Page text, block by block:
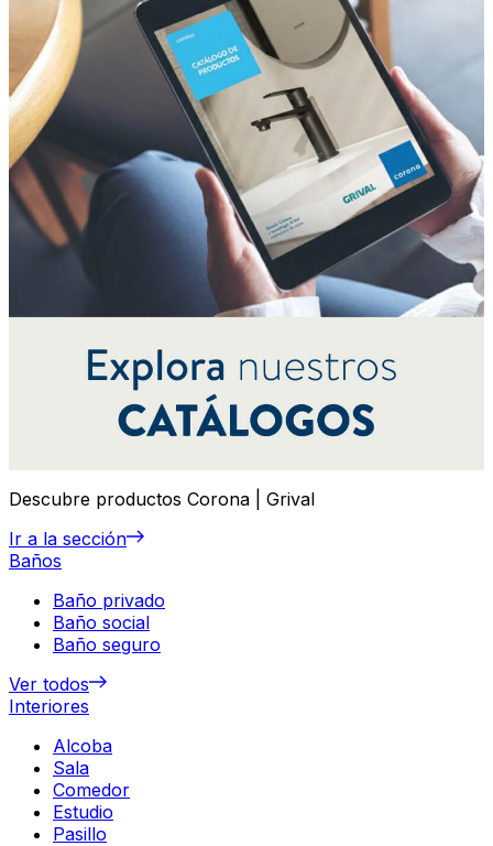
Descubre productos Corona | Grival
Ir a la sección
Baños
Baño privado
Baño social
Baño seguro
Ver todos
Interiores
Alcoba
Sala
Comedor
Estudio
Pasillo